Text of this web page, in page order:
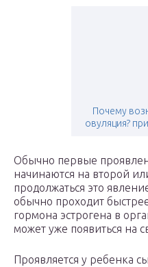
Почему
овуляция?
Обычно первые
начинаются на второй
продолжаться это
обычно проходит
гормона эстрогена в
может уже появиться на
Проявляется у ребенка